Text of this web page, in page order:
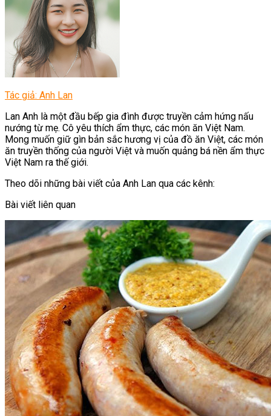
Tác giả: Anh Lan
Lan Anh là một đầu bếp gia đình được truyền cảm hứng nấu
nướng từ mẹ. Cô yêu thích ẩm thực, các món ăn Việt Nam.
Mong muốn giữ gìn bản sắc hương vị của đồ ăn Việt, các món
ăn truyền thống của người Việt và muốn quảng bá nền ẩm thực
Việt Nam ra thế giới.
Theo dõi những bài viết của Anh Lan qua các kênh:
Bài viết liên quan